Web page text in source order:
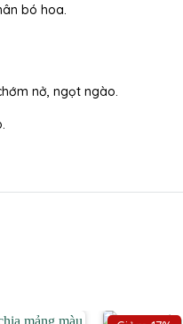
bó hoa.
nở, ngọt ngào.